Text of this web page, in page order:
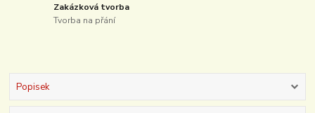
Zakázková tvorba
Tvorba na přání
Popisek